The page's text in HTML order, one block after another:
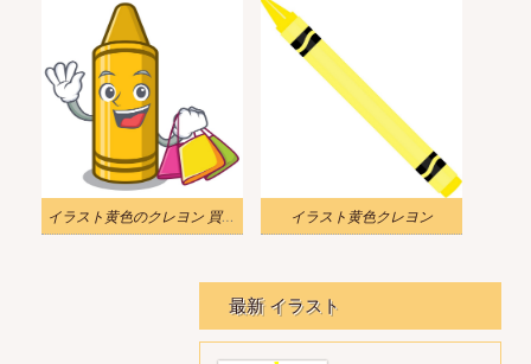
イラスト黄色のクレヨン 買い物に行く イラスト黄色クレヨン
最新 イラスト